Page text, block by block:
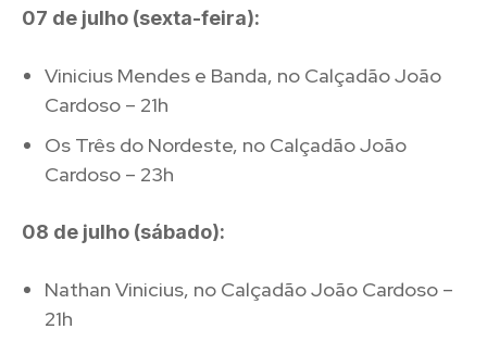
07 de julho (sexta-feira):
Vinicius Mendes e Banda, no Calçadão João
Cardoso – 21h
Os Três do Nordeste, no Calçadão João
Cardoso – 23h
08 de julho (sábado):
Nathan Vinicius, no Calçadão João Cardoso –
21h